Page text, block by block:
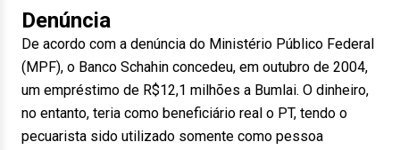
Denúncia
De acordo com a denúncia do Ministério Público Federal
(MPF), o Banco Schahin concedeu, em outubro de 2004,
um empréstimo de R$12,1 milhões a Bumlai. O dinheiro,
no entanto, teria como beneficiário real o PT, tendo o
pecuarista sido utilizado somente como pessoa